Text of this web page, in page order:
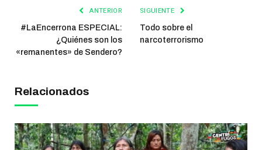
ANTERIOR
#LaEncerrona ESPECIAL:
¿Quiénes son los
«remanentes» de Sendero?
SIGUIENTE
Todo sobre el
narcoterrorismo
Relacionados